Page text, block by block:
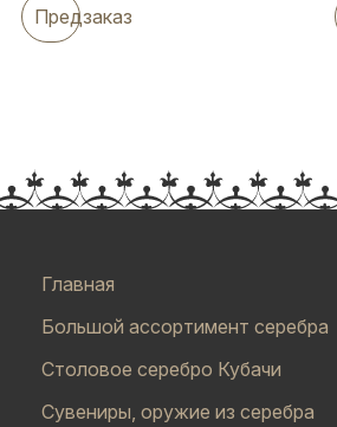
Предзаказ
Главная
Большой ассортимент серебра
Столовое серебро Кубачи
Сувениры, оружие из серебра